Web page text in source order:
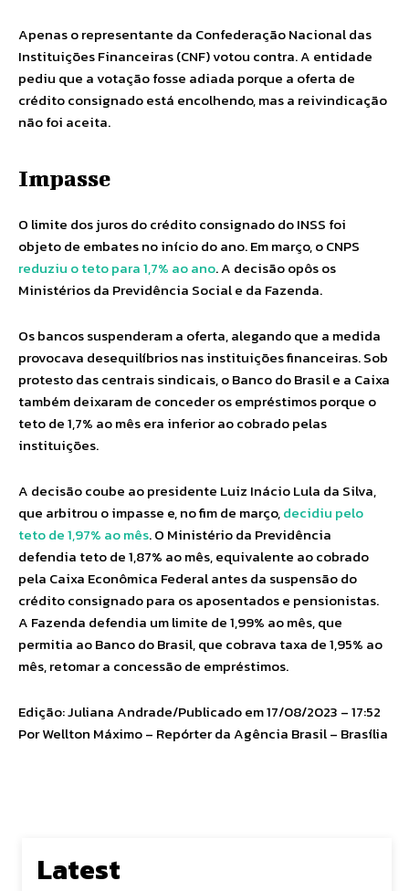
Apenas o representante da Confederação Nacional das
Instituições Financeiras (CNF) votou contra. A entidade
pediu que a votação fosse adiada porque a oferta de
crédito consignado está encolhendo, mas a reivindicação
não foi aceita.
Impasse
O limite dos juros do crédito consignado do INSS foi
objeto de embates no início do ano. Em março, o CNPS
reduziu o teto para 1,7% ao ano. A decisão opôs os
Ministérios da Previdência Social e da Fazenda.
Os bancos suspenderam a oferta, alegando que a medida
provocava desequilíbrios nas instituições financeiras. Sob
protesto das centrais sindicais, o Banco do Brasil e a Caixa
também deixaram de conceder os empréstimos porque o
teto de 1,7% ao mês era inferior ao cobrado pelas
instituições.
A decisão coube ao presidente Luiz Inácio Lula da Silva,
que arbitrou o impasse e, no fim de março,decidiu pelo
teto de 1,97% ao mês. O Ministério da Previdência
defendia teto de 1,87% ao mês, equivalente ao cobrado
pela Caixa Econômica Federal antes da suspensão do
crédito consignado para os aposentados e pensionistas.
A Fazenda defendia um limite de 1,99% ao mês, que
permitia ao Banco do Brasil, que cobrava taxa de 1,95% ao
mês, retomar a concessão de empréstimos.
Edição: Juliana Andrade/Publicado em 17/08/2023 – 17:52
Por Wellton Máximo – Repórter da Agência Brasil – Brasília
Latest